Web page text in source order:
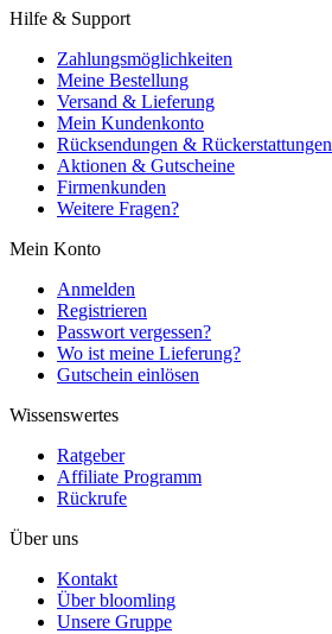
Hilfe & Support
Zahlungsmöglichkeiten
Meine Bestellung
Versand & Lieferung
Mein Kundenkonto
Rücksendungen & Rückerstattungen
Aktionen & Gutscheine
Firmenkunden
Weitere Fragen?
Mein Konto
Anmelden
Registrieren
Passwort vergessen?
Wo ist meine Lieferung?
Gutschein einlösen
Wissenswertes
Ratgeber
Affiliate Programm
Rückrufe
Über uns
Kontakt
Über bloomling
Unsere Gruppe